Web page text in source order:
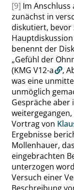
[9] Im
zunächst in
diskutiert, bevor
benennt der
„Gefühl der
(KMG V12-a
,
was eine
unmöglich
Gespräche
Vortrag von
Ergebnisse
Mollenhauer,
eingebrachten
unterzogen
Versuch einer